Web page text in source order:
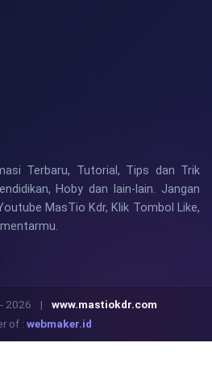
Terbaru, Tutorial, Tips dan Trik
Hoby dan lain-lain. Jangan
MasTio Kdr, Klik Tombol Like,
2026 |
www.mastiokdr.com
of : webmaker.id